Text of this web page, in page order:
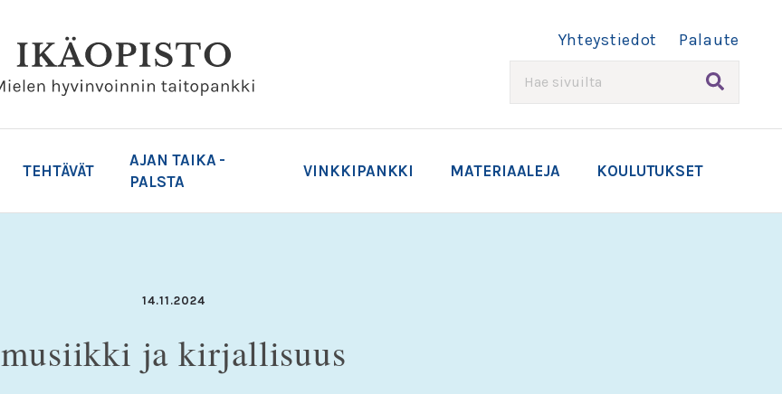
Yhteystiedot Palaute
TEHTÄVÄT
AJAN TAIKA -
PALSTA
VINKKIPANKKI MATERIAALEJA KOULUTUKSET
14.11.2024
musiikki ja kirjallisuus